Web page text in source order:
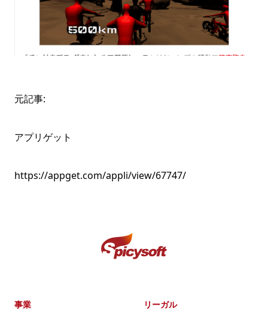
元記事:
アプリゲット
https://appget.com/appli/view/67747/
事業
リーガル